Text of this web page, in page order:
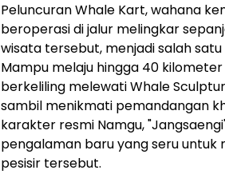
Peluncuran Whale Kart, wahana
beroperasi di jalur melingkar
wisata tersebut, menjadi salah
Mampu melaju hingga 40
berkeliling melewati Whale
sambil menikmati pemandangan
karakter resmi Namgu,
pengalaman baru yang seru untuk
pesisir tersebut.